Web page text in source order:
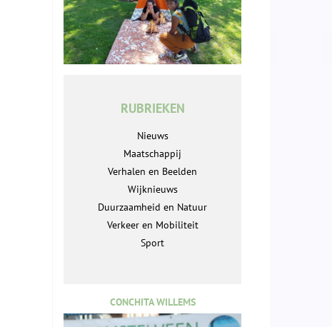
RUBRIEKEN
Nieuws
Maatschappij
Verhalen en Beelden
Wijknieuws
Duurzaamheid en Natuur
Verkeer en Mobiliteit
Sport
CONCHITA WILLEMS